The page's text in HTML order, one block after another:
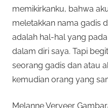
memikirkanku, bahwa
meletakkan nama gadis
adalah hal-hal yang
dalam diri saya. Tapi
seorang gadis dan atau
kemudian orang yang
Melanne Verveer